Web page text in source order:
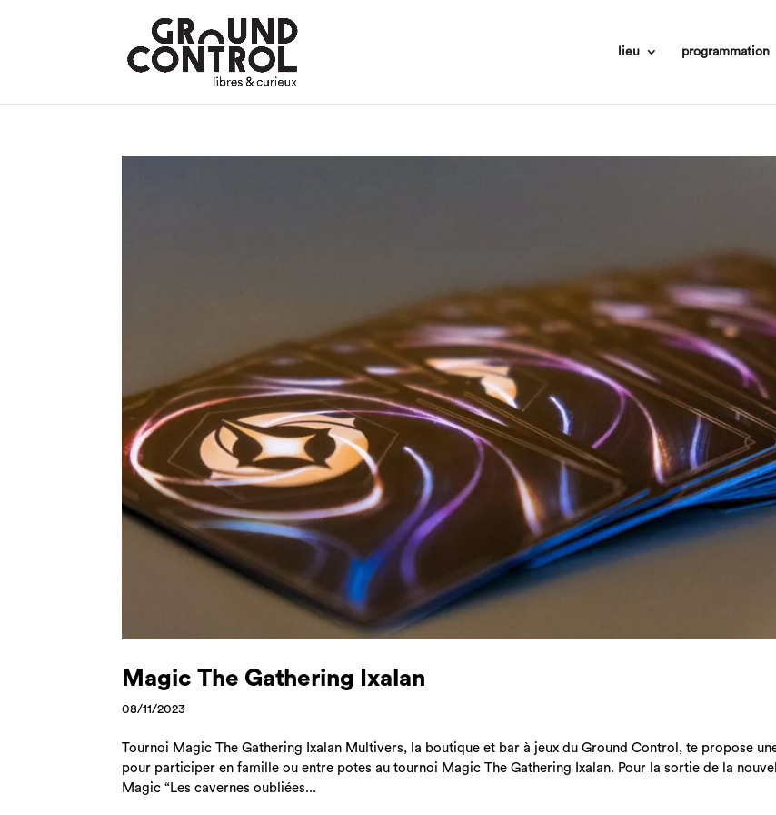
lieu programmation
Magic The Gathering Ixalan
08/11/2023
Tournoi Magic The Gathering Ixalan Multivers, la boutique et bar à jeux du Ground Control, te propose
pour participer en famille ou entre potes au tournoi Magic The Gathering Ixalan. Pour la sortie de la
Magic “Les cavernes oubliées...